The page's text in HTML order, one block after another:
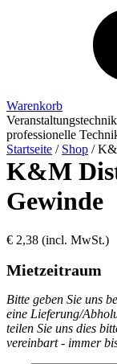
Warenkorb
Veranstaltungstechnik
professionelle
Startseite / Shop /
K&M
Gewinde
€ 2,38 (incl. MwSt.)
Mietzeitraum
Bitte geben Sie uns
eine Lieferung/
teilen Sie uns dies
vereinbart - immer